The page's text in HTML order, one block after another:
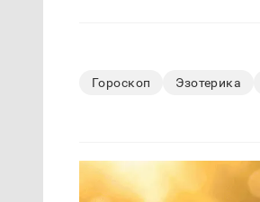
Гороскоп Эзотерика